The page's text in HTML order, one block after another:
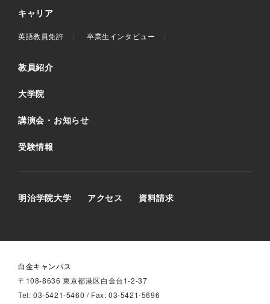
キャリア
英語教員免許 卒業生インタビュー
教員紹介
大学院
講演会・お知らせ
受験情報
明治学院大学 アクセス 資料請求
白金キャンパス
〒108-8636 東京都港区白金台1-2-37
Tel: 03-5421-5460 / Fax: 03-5421-5696